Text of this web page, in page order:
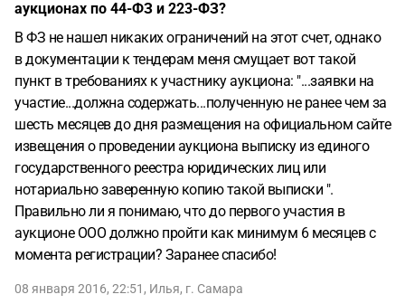
аукционах по 44-ФЗ и 223-ФЗ?
В ФЗ не нашел никаких ограничений на этот счет, однако
в документации к тендерам меня смущает вот такой
пункт в требованиях к участнику аукциона: "...заявки на
участие...должна содержать...полученную не ранее чем за
шесть месяцев до дня размещения на официальном сайте
извещения о проведении аукциона выписку из единого
государственного реестра юридических лиц или
нотариально заверенную копию такой выписки ".
Правильно ли я понимаю, что до первого участия в
аукционе ООО должно пройти как минимум 6 месяцев с
момента регистрации? Заранее спасибо!
08 января 2016, 22:51 , Илья, г. Самара